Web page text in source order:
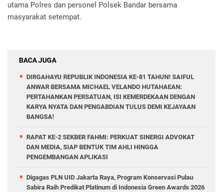
utama Polres dan personel Polsek Bandar bersama
masyarakat setempat.
BACA JUGA
DIRGAHAYU REPUBLIK INDONESIA KE-81 TAHUN! SAIFUL
ANWAR BERSAMA MICHAEL VELANDO HUTAHAEAN:
PERTAHANKAN PERSATUAN, ISI KEMERDEKAAN DENGAN
KARYA NYATA DAN PENGABDIAN TULUS DEMI KEJAYAAN
BANGSA!
RAPAT KE-2 SEKBER FAHMI: PERKUAT SINERGI ADVOKAT
DAN MEDIA, SIAP BENTUK TIM AHLI HINGGA
PENGEMBANGAN APLIKASI
Digagas PLN UID Jakarta Raya, Program Konservasi Pulau
Sabira Raih Predikat Platinum di Indonesia Green Awards 2026